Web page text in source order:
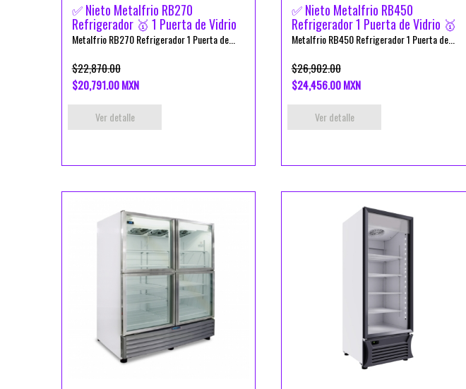
✅ Nieto Metalfrio RB270
Refrigerador 🥇 1 Puerta de Vidrio
Metalfrio RB270 Refrigerador 1 Puerta de...
$22,870.00
$20,791.00 MXN
Ver detalle
✅ Nieto Metalfrio RB450
Refrigerador 1 Puerta de Vidrio 🥇
Metalfrio RB450 Refrigerador 1 Puerta de...
$26,902.00
$24,456.00 MXN
Ver detalle